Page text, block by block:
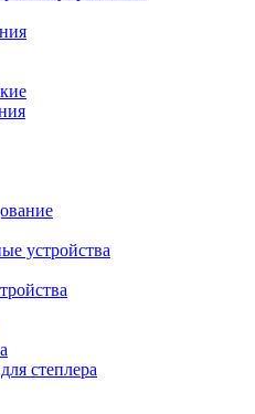
устройства
степлера